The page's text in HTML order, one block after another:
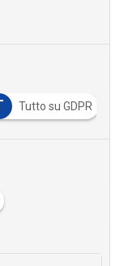
Tutto su GDPR